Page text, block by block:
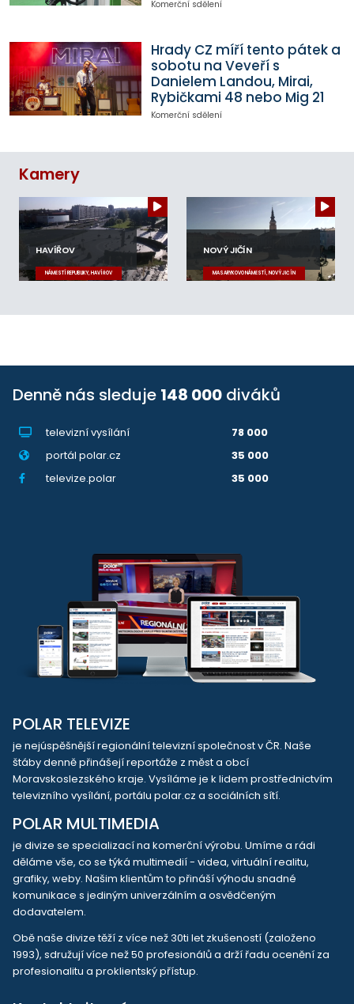
Komerční sdělení
Hrady CZ míří tento pátek a
sobotu na Veveří s
Danielem Landou, Mirai,
Rybičkami 48 nebo Mig 21
Komerční sdělení
Kamery
HAVÍŘOV
NÁMĚSTÍ REPUBLIKY, HAVÍŘOV
NOVÝ JIČÍN
MASARYKOVO NÁMĚSTÍ, NOVÝ JIČÍN
Denně nás sleduje 148 000 diváků
televizní vysílání
78 000
portál polar.cz
35 000
televize.polar
35 000
POLAR TELEVIZE
je nejúspěšnější regionální televizní společnost v ČR. Naše
štáby denně přinášejí reportáže z měst a obcí
Moravskoslezského kraje. Vysíláme je k lidem prostřednictvím
televizního vysílání, portálu polar.cz a sociálních sítí.
POLAR MULTIMEDIA
je divize se specializací na komerční výrobu. Umíme a rádi
děláme vše, co se týká multimedií - videa, virtuální realitu,
grafiky, weby. Našim klientům to přináší výhodu snadné
komunikace s jediným univerzálním a osvědčeným
dodavatelem.
Obě naše divize těží z více než 30ti let zkušeností (založeno
1993), sdružují více než 50 profesionálů a drží řadu ocenění za
profesionalitu a proklientský přístup.